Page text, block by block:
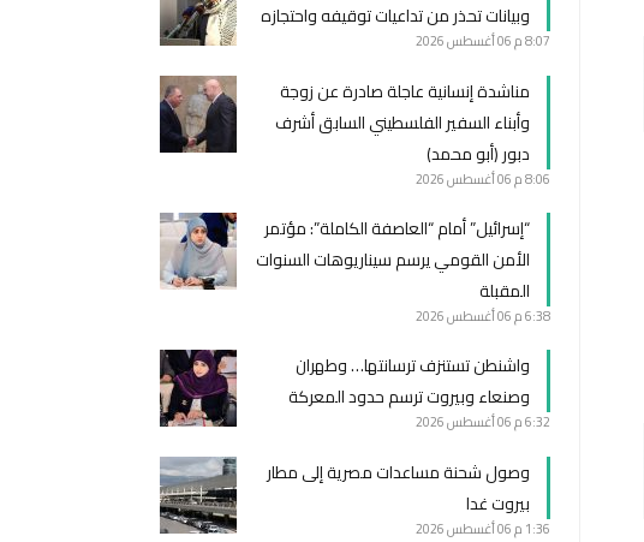
وبيانات تحذر من تداعيات توقيفه واحتجازه
8:07 م 06 أغسطس 2026
مناشدة إنسانية عاجلة صادرة عن زوجة
وأبناء السفير الفلسطيني السابق أشرف
دبور (أبو محمد)
8:06 م 06 أغسطس 2026
“إسرائيل” أمام “العاصفة الكاملة”: مؤتمر
الأمن القومي يرسم سيناريوهات السنوات
المقبلة
6:38 م 06 أغسطس 2026
واشنطن تستنزف ترسانتها… وطهران
وصنعاء وبيروت ترسم حدود المعركة
6:32 م 06 أغسطس 2026
وصول شحنة مساعدات مصرية إلى مطار
بيروت غدا
1:36 م 06 أغسطس 2026